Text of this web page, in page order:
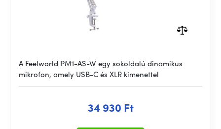
A Feelworld PM1-AS-W egy sokoldalú dinamikus
mikrofon, amely USB-C és XLR kimenettel
34 930 Ft